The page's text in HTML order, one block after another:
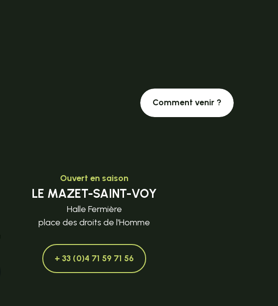
Comment venir ?
Ouvert en saison
LE MAZET-SAINT-VOY
Halle Fermière
place des droits de l'Homme
+ 33 (0)4 71 59 71 56